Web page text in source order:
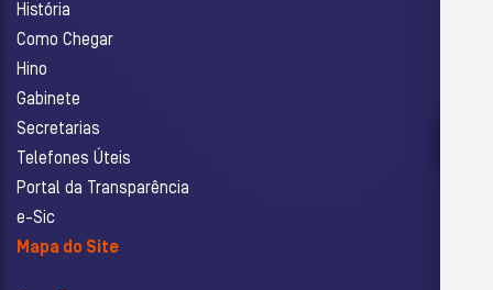
História
Como Chegar
Hino
Gabinete
Secretarias
Telefones Úteis
Portal da Transparência
e-Sic
Mapa do Site